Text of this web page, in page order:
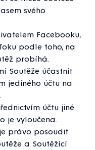
svého
Facebooku,
podle toho, na
probíhá.
Soutěže účastnit
jediného účtu na
účtu jiné
je vyloučena.
právo posoudit
a Soutěžící